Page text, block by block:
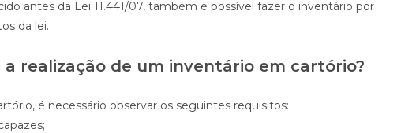
antes da Lei 11.441/07, também é possível fazer o inventário por
da lei.
a realização de um inventário em cartório?
é necessário observar os seguintes requisitos: